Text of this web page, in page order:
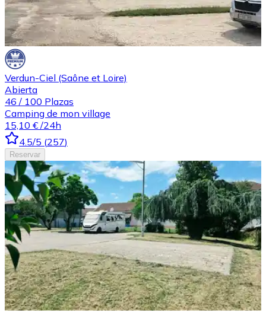
Verdun-Ciel (Saône et Loire)
Abierta
46 / 100 Plazas
Camping de mon village
15,10 € /24h
4.5/5 (257)
Reservar